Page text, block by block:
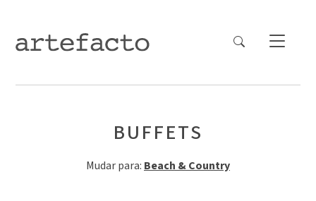
BUFFETS
Mudar para: Beach & Country